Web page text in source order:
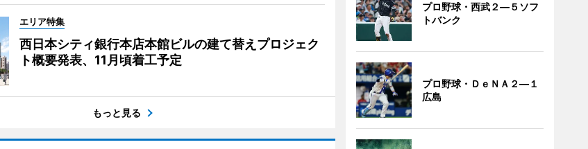
エリア特集
西日本シティ銀行本店本館ビルの建て替えプロジェク
ト概要発表、11月頃着工予定
もっと見る
プロ野球・西武２―５ソフ
トバンク
プロ野球・ＤｅＮＡ２―１
広島